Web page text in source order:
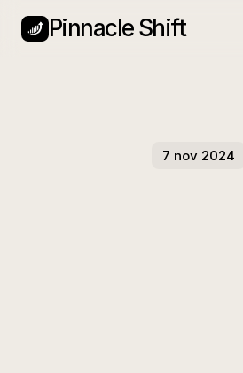
Pinnacle Shift
Plan een gesprek
7 nov 2024